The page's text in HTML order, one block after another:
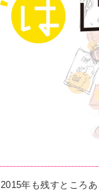
2015年も残すところ